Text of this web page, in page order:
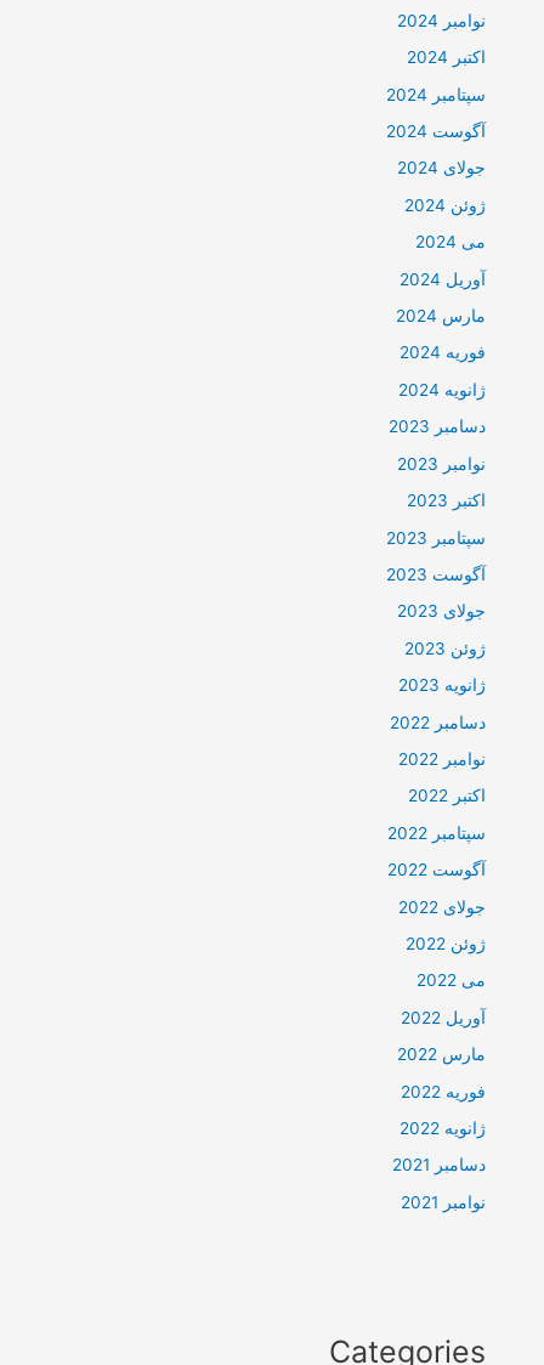
نوامبر 2024
اکتبر 2024
سپتامبر 2024
آگوست 2024
جولای 2024
ژوئن 2024
می 2024
آوریل 2024
مارس 2024
فوریه 2024
ژانویه 2024
دسامبر 2023
نوامبر 2023
اکتبر 2023
سپتامبر 2023
آگوست 2023
جولای 2023
ژوئن 2023
ژانویه 2023
دسامبر 2022
نوامبر 2022
اکتبر 2022
سپتامبر 2022
آگوست 2022
جولای 2022
ژوئن 2022
می 2022
آوریل 2022
مارس 2022
فوریه 2022
ژانویه 2022
دسامبر 2021
نوامبر 2021
Categories